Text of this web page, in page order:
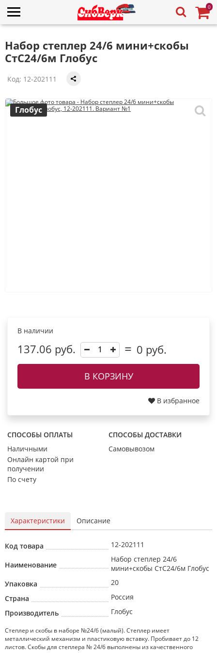
0
Набор степлер 24/6 мини+скобы
СтС24/6м Глобус
Код: 12-202111
Глобус
В наличии
137.06 руб. 0 руб.
В КОРЗИНУ
В избранное
СПОСОБЫ ОПЛАТЫ
Наличными
Онлайн картой при
получении
По счету
СПОСОБЫ ДОСТАВКИ
Самовывозом
Характеристики Описание
Код товара 12-202111
Наименование
Набор степлер 24/6
мини+скобы СтС24/6м Глобус
Упаковка
20
Страна
Россия
Производитель
Глобус
Степлер и скобы в наборе №24/6 (малый). Степлер имеет
металлический механизм и пластиковую вставку. Пробивает до 12
листов. Скобы для степлера № 24/6 выполнены из качественного